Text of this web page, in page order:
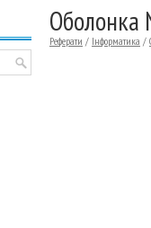
Оболонка
Реферати / Інформатика /